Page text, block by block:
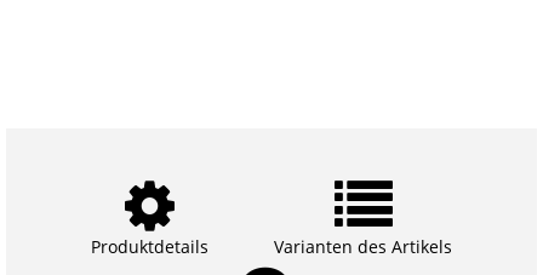
Produktdetails Varianten des Artikels